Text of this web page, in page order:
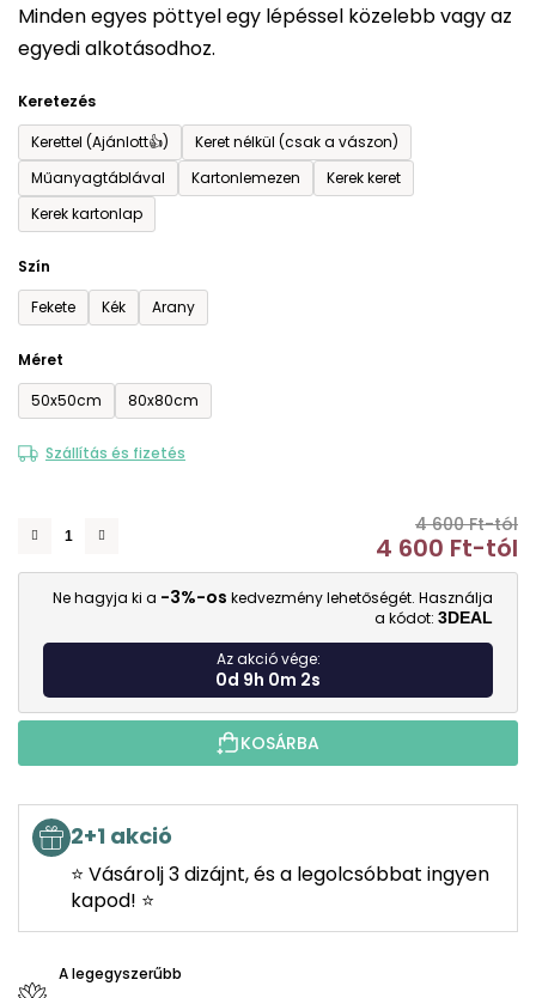
Minden egyes pöttyel egy lépéssel közelebb vagy az
egyedi alkotásodhoz.
Keretezés
Kerettel (Ajánlott👍)
Keret nélkül (csak a vászon)
Műanyagtáblával
Kartonlemezen
Kerek keret
Kerek kartonlap
Szín
Fekete
Kék Arany
Méret
50x50cm
80x80cm
Szállítás és fizetés
4 600 Ft-tól
4 600 Ft-tól
Ne hagyja ki a -3%-os kedvezmény lehetőségét. Használja
a kódot: 3DEAL
Az akció vége:
0d 9h 0m 1s
KOSÁRBA
2+1 akció
⭐ Vásárolj 3 dizájnt, és a legolcsóbbat ingyen
kapod! ⭐
A legegyszerűbb